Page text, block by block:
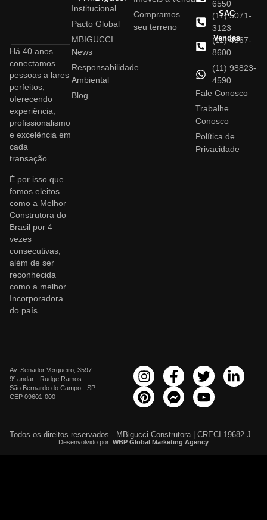
Há 40 anos
conectamos
pessoas a lares
perfeitos,
oferecendo
experiência,
profissionalismo
e excelência em
cada
transação.
É por isso que
fomos eleitos
como a Melhor
Construtora do
Brasil por 4
vezes
consecutivas,
além de ser
reconhecida
como a melhor
Incorporadora
do país.
Institucional
Pacto Global
MBIGUCCI
News
Responsabilidade
Ambiental
Blog
Compramos
seu terreno
6550
SAC
(11) 5071-
3123
Vendas
(11) 4367-
8600
(11) 98823-
4590
Fale Conosco
Trabalhe
Conosco
Política de
Privacidade
Av. Senador Vergueiro, 3597
9º andar - Rudge Ramos
São Bernardo do Campo - SP
CEP 09601-000
Todos os direitos reservados - MBigucci Construtora | CRECI 19682-J
Desenvolvido por: WBP Global Marketing Agency